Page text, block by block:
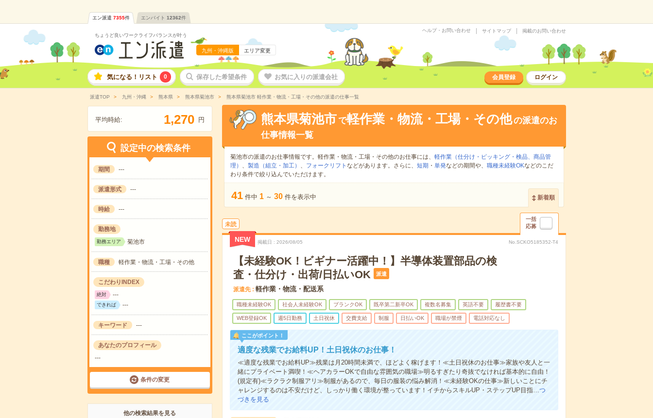
エン派遣 7355件 エンバイト 12362件
ちょうど良いワークライフバランスが叶う
九州・沖縄版 エリア変更
ヘルプ・お問い合わせ サイトマップ 掲載のお問い合わせ
気になる！リスト 0 保存した希望条件 お気に入りの派遣会社 会員登録 ログイン
派遣TOP 九州・沖縄 熊本県 熊本県菊池市 熊本県菊池市 軽作業・物流・工場・その他の派遣の仕事一覧
平均時給: 1,270 円
設定中の検索条件
期間 ---
派遣形式 ---
時給 ---
勤務地
勤務エリア 菊池市
職種 軽作業・物流・工場・その他
こだわりINDEX
絶対 ---
できれば ---
キーワード ---
あなたのプロフィール
---
条件の変更
他の検索結果を見る
熊本県菊池市 で軽作業・物流・工場・その他の派遣のお
仕事情報一覧
菊池市の派遣のお仕事情報です。軽作業・物流・工場・その他のお仕事には、 軽作業（仕分け・ピッキング・検品、商品管
理） 、 製造（組立・加工） 、 フォークリフト などがあります。さらに、 短期 ・ 単発などの期間や、 職種未経験OKなどのこだ
わり条件で絞り込んでいただけます。
41 件中 1 ～ 30 件を表示中 新着順
未読
一括
応募
NEW 掲載日 2026/08/05 No.SCKO5185352-T4
【未経験OK！ビギナー活躍中！】半導体装置部品の検
査・仕分け・出荷/日払いOK
派遣
派遣先 軽作業・物流・配送系
職種未経験OK 社会人未経験OK ブランクOK 既卒第二新卒OK 複数名募集 英語不要 履歴書不要
WEB登録OK 週5日勤務 土日祝休 交費支給 制服 日払いOK 職場が禁煙 電話対応なし
ここがポイント！
適度な残業でお給料UP！土日祝休のお仕事！
≪適度な残業でお給料UP≫残業は月20時間未満で、ほどよく稼げます！≪土日祝休のお仕事≫家族や友人と一
緒にプライベート満喫！≪ヘアカラーOKで自由な雰囲気の職場≫明るすぎたり奇抜でなければ基本的に自由！
(規定有)≪ラクラク制服アリ≫制服があるので、毎日の服装の悩み解消！≪未経験OKの仕事≫新しいことにチ
ャレンジするのは不安だけど、しっかり働く環境が整っています！イチからスキルUP・ステップUP目指…つ
づきを見る